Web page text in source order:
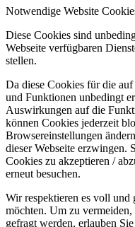
Notwendige Website
Diese Cookies sind
Webseite verfügbaren
stellen.
Da diese Cookies für die
und Funktionen unbedingt
Auswirkungen auf die
können Cookies jederzeit
Browsereinstellungen
dieser Webseite erzwingen.
Cookies zu akzeptieren /
erneut besuchen.
Wir respektieren es voll und
möchten. Um zu
gefragt werden, erlauben